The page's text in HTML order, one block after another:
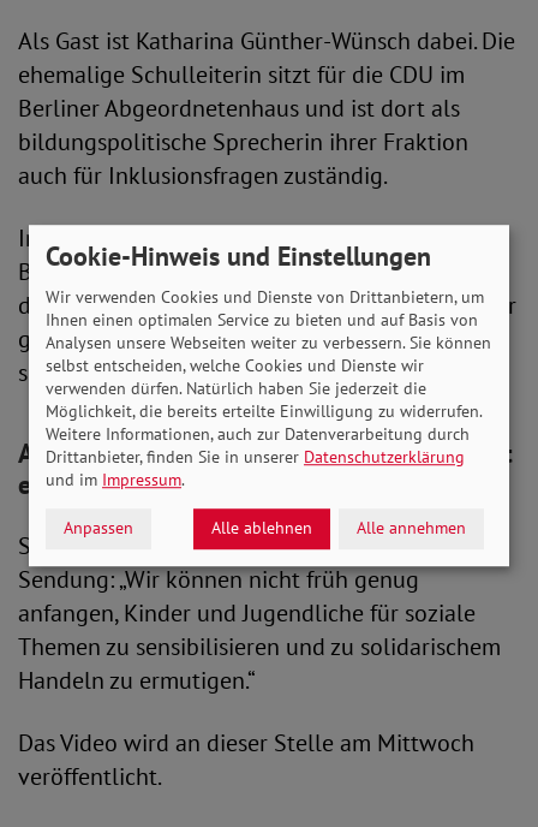
Als Gast ist Katharina Günther-Wünsch dabei. Die
ehemalige Schulleiterin sitzt für die CDU im
Berliner Abgeordnetenhaus und ist dort als
bildungspolitische Sprecherin ihrer Fraktion
auch für Inklusionsfragen zuständig.
In der Sendung wird es außerdem einen News-
Block geben, präsentiert von Leah Ramirez (14),
die erst seit zwei Jahren in Deutschland lebt. Hier
gibt es Inklusionsnachrichten, aufbereitet
speziell für Kinder und Jugendliche.
Adolf Bauer: Junge Menschen zu Solidarität
ermutigen
SoVD-Präsident Adolf Bauer sagt zu der neuen
Sendung: „Wir können nicht früh genug
anfangen, Kinder und Jugendliche für soziale
Themen zu sensibilisieren und zu solidarischem
Handeln zu ermutigen.“
Das Video wird an dieser Stelle am Mittwoch
veröffentlicht.
Cookie-Hinweis und Einstellungen
Wir verwenden Cookies und Dienste von Drittanbietern, um
Ihnen einen optimalen Service zu bieten und auf Basis von
Analysen unsere Webseiten weiter zu verbessern. Sie können
selbst entscheiden, welche Cookies und Dienste wir
verwenden dürfen. Natürlich haben Sie jederzeit die
Möglichkeit, die bereits erteilte Einwilligung zu widerrufen.
Weitere Informationen, auch zur Datenverarbeitung durch
Drittanbieter, finden Sie in unserer Datenschutzerklärung
und im Impressum.
Anpassen Alle ablehnen Alle annehmen